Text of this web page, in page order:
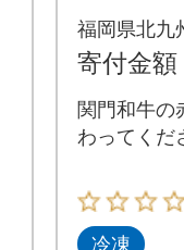
福岡県北九
寄付金額
関門和牛の
わってくだ
冷凍